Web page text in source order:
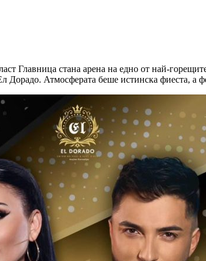
Главница стана арена на едно от най-
Дорадо. Атмосферата беше истинска фиеста, а